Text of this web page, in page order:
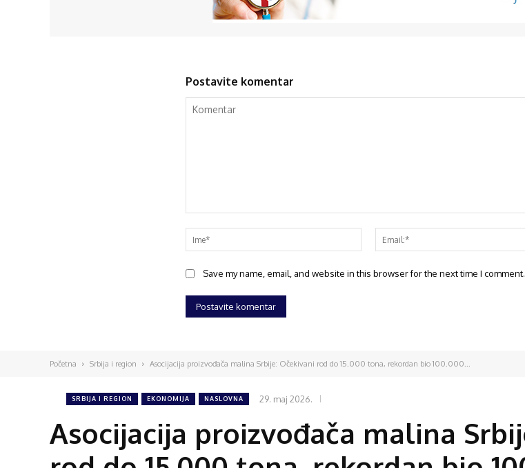
Postavite komentar
Save my name, email, and website in this browser for the next time I comment.